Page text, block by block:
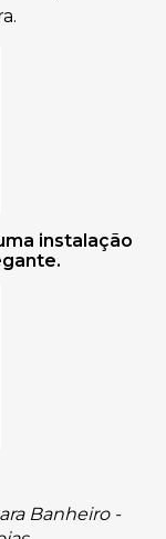
instalação
Banheiro -